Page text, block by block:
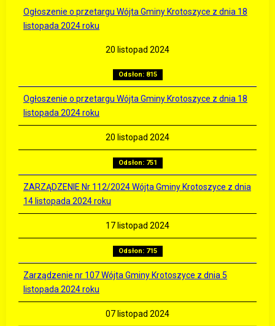
Ogłoszenie o przetargu Wójta Gminy Krotoszyce z dnia 18
listopada 2024 roku
20 listopad 2024
Odsłon: 815
Ogłoszenie o przetargu Wójta Gminy Krotoszyce z dnia 18
listopada 2024 roku
20 listopad 2024
Odsłon: 751
ZARZĄDZENIE Nr 112/2024 Wójta Gminy Krotoszyce z dnia
14 listopada 2024 roku
17 listopad 2024
Odsłon: 715
Zarządzenie nr 107 Wójta Gminy Krotoszyce z dnia 5
listopada 2024 roku
07 listopad 2024